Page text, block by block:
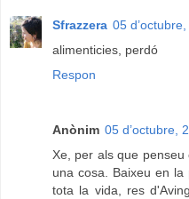
Sfrazzera 05
alimenticies, perdó
Respon
Anònim 05 d’octubre,
Xe, per als que
una cosa. Baixeu en
tota la vida, res